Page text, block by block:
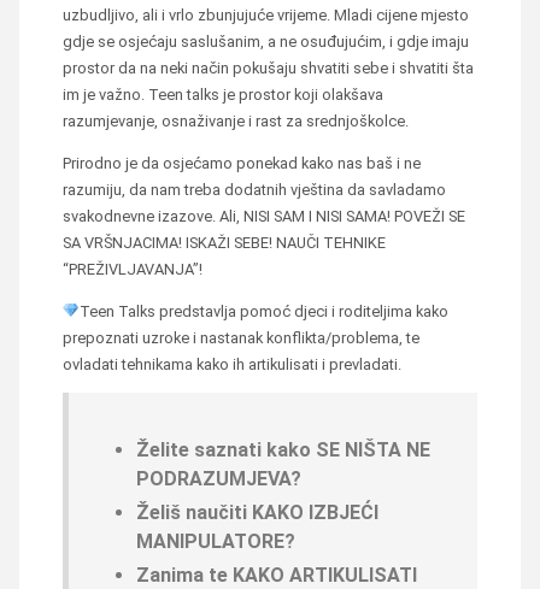
uzbudljivo, ali i vrlo zbunjujuće vrijeme. Mladi cijene mjesto
gdje se osjećaju saslušanim, a ne osuđujućim, i gdje imaju
prostor da na neki način pokušaju shvatiti sebe i shvatiti šta
im je važno. Teen talks je prostor koji olakšava
razumjevanje, osnaživanje i rast za srednjoškolce.
Prirodno je da osjećamo ponekad kako nas baš i ne
razumiju, da nam treba dodatnih vještina da savladamo
svakodnevne izazove. Ali, NISI SAM I NISI SAMA! POVEŽI SE
SA VRŠNJACIMA! ISKAŽI SEBE! NAUČI TEHNIKE
“PREŽIVLJAVANJA”!
Teen Talks predstavlja pomoć djeci i roditeljima kako
prepoznati uzroke i nastanak konflikta/problema, te
ovladati tehnikama kako ih artikulisati i prevladati.
Želite saznati kako SE NIŠTA NE
PODRAZUMJEVA?
Želiš naučiti KAKO IZBJEĆI
MANIPULATORE?
Zanima te KAKO ARTIKULISATI